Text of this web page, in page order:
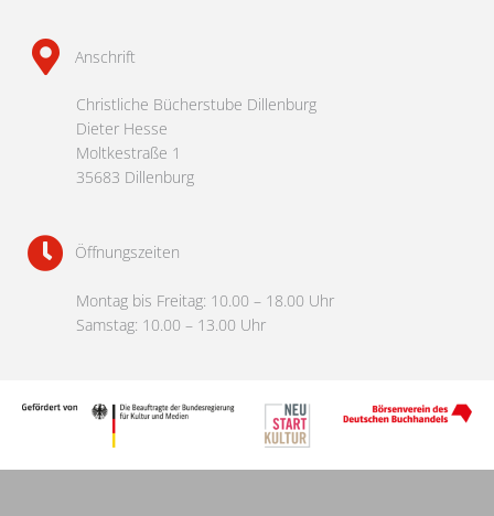
Anschrift
Christliche Bücherstube Dillenburg
Dieter Hesse
Moltkestraße 1
35683 Dillenburg
Öffnungszeiten
Montag bis Freitag: 10.00 – 18.00 Uhr
Samstag: 10.00 – 13.00 Uhr